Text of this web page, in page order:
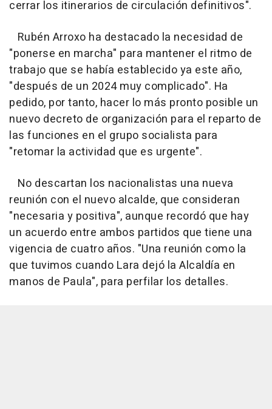
cerrar los itinerarios de circulación definitivos".
Rubén Arroxo ha destacado la necesidad de
"ponerse en marcha" para mantener el ritmo de
trabajo que se había establecido ya este año,
"después de un 2024 muy complicado". Ha
pedido, por tanto, hacer lo más pronto posible un
nuevo decreto de organización para el reparto de
las funciones en el grupo socialista para
"retomar la actividad que es urgente".
No descartan los nacionalistas una nueva
reunión con el nuevo alcalde, que consideran
"necesaria y positiva", aunque recordó que hay
un acuerdo entre ambos partidos que tiene una
vigencia de cuatro años. "Una reunión como la
que tuvimos cuando Lara dejó la Alcaldía en
manos de Paula", para perfilar los detalles.